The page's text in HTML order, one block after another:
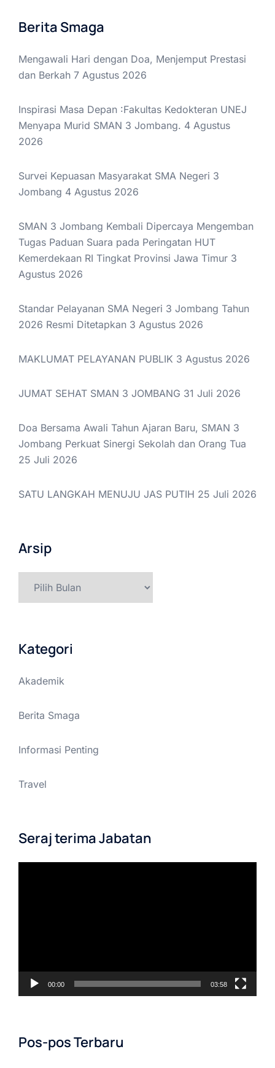
Berita Smaga
Mengawali Hari dengan Doa, Menjemput Prestasi
dan Berkah 7 Agustus 2026
Inspirasi Masa Depan :Fakultas Kedokteran UNEJ
Menyapa Murid SMAN 3 Jombang. 4 Agustus
2026
Survei Kepuasan Masyarakat SMA Negeri 3
Jombang 4 Agustus 2026
SMAN 3 Jombang Kembali Dipercaya Mengemban
Tugas Paduan Suara pada Peringatan HUT
Kemerdekaan RI Tingkat Provinsi Jawa Timur 3
Agustus 2026
Standar Pelayanan SMA Negeri 3 Jombang Tahun
2026 Resmi Ditetapkan 3 Agustus 2026
MAKLUMAT PELAYANAN PUBLIK 3 Agustus 2026
JUMAT SEHAT SMAN 3 JOMBANG 31 Juli 2026
Doa Bersama Awali Tahun Ajaran Baru, SMAN 3
Jombang Perkuat Sinergi Sekolah dan Orang Tua
25 Juli 2026
SATU LANGKAH MENUJU JAS PUTIH 25 Juli 2026
Arsip
Kategori
Akademik
Berita Smaga
Informasi Penting
Travel
Seraj terima Jabatan
00:00 03:58
Pos-pos Terbaru